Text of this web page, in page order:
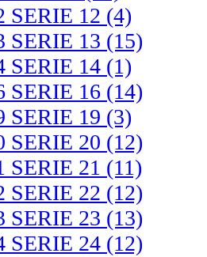
SERIE 12 (4)
SERIE 13 (15)
SERIE 14 (1)
SERIE 16 (14)
SERIE 19 (3)
SERIE 20 (12)
SERIE 21 (11)
SERIE 22 (12)
SERIE 23 (13)
SERIE 24 (12)